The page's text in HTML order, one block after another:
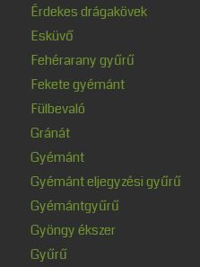
Érdekes drágakövek
Esküvő
Fehérarany gyűrű
Fekete gyémánt
Fülbevaló
Gránát
Gyémánt
Gyémánt eljegyzési gyűrű
Gyémántgyűrű
Gyöngy ékszer
Gyűrű